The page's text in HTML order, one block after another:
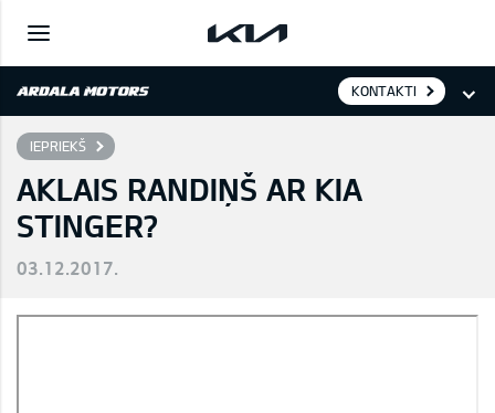
KONTAKTI
IEPRIEKŠ
AKLAIS RANDIŅŠ AR KIA
STINGER?
03.12.2017.